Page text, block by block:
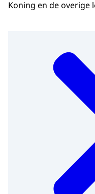
Koning en de overige